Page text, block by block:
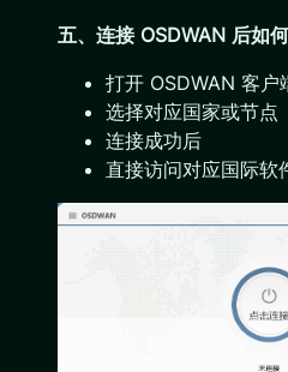
五、连接 OSDWAN 后如
打开 OSDWAN 客户
选择对应国家或节点
连接成功后
直接访问对应国际软